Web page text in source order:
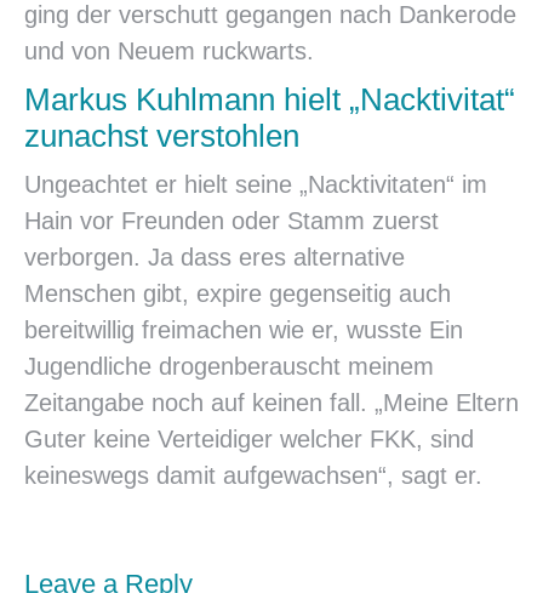
ging der verschutt gegangen nach Dankerode
und von Neuem ruckwarts.
Markus Kuhlmann hielt „Nacktivitat“
zunachst verstohlen
Ungeachtet er hielt seine „Nacktivitaten“ im
Hain vor Freunden oder Stamm zuerst
verborgen. Ja dass eres alternative
Menschen gibt, expire gegenseitig auch
bereitwillig freimachen wie er, wusste Ein
Jugendliche drogenberauscht meinem
Zeitangabe noch auf keinen fall. „Meine Eltern
Guter keine Verteidiger welcher FKK, sind
keineswegs damit aufgewachsen“, sagt er.
Leave a Reply